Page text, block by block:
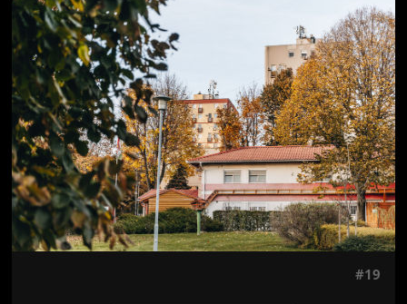
Jön még kép!
#19